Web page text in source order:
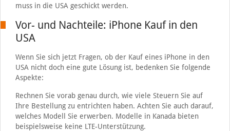
muss in die USA geschickt werden.
Vor- und Nachteile: iPhone Kauf in den
USA
Wenn Sie sich jetzt Fragen, ob der Kauf eines iPhone in den
USA nicht doch eine gute Lösung ist, bedenken Sie folgende
Aspekte:
Rechnen Sie vorab genau durch, wie viele Steuern Sie auf
Ihre Bestellung zu entrichten haben. Achten Sie auch darauf,
welches Modell Sie erwerben. Modelle in Kanada bieten
beispielsweise keine LTE-Unterstützung.